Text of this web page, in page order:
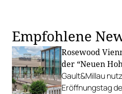
Empfohlene
Rosewood
der “Neuen
Gault&Millau
Eröffnungstag